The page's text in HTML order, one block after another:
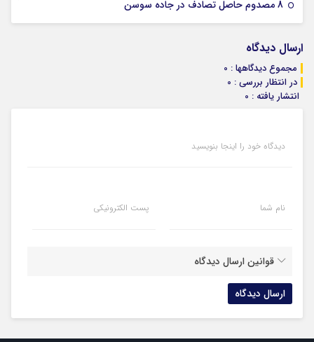
8 مصدوم حاصل تصادف در جاده سوسن
ارسال دیدگاه
مجموع دیدگاهها : 0
در انتظار بررسی : 0
انتشار یافته : 0
دیدگاه خود را اینجا بنویسید
نام شما پست الکترونیکی
قوانین ارسال دیدگاه